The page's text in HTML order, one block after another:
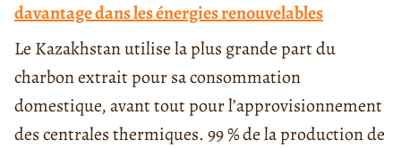
davantage dans les énergies renouvelables
Le Kazakhstan utilise la plus grande part du
charbon extrait pour sa consommation
domestique, avant tout pour l’approvisionnement
des centrales thermiques. 99 % de la production de